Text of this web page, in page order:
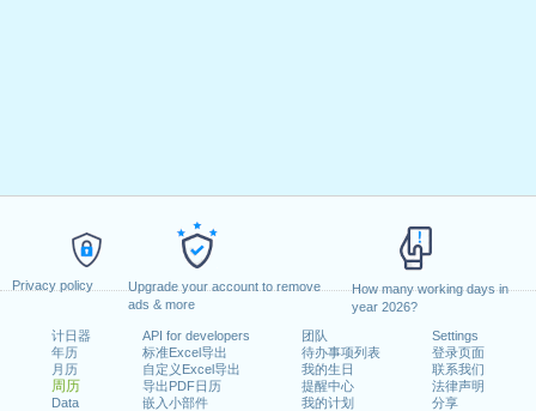
Privacy policy
Upgrade your account to remove
ads & more
How many working days in
year 2026?
计日器
年历
月历
周历
Data
API for developers
标准Excel导出
自定义Excel导出
导出PDF日历
嵌入小部件
团队
待办事项列表
我的生日
提醒中心
我的计划
Settings
登录页面
联系我们
法律声明
分享